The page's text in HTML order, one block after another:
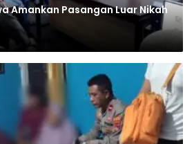
Amankan Pasangan Luar Nikah